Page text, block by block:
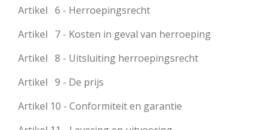
Artikel 6 - Herroepingsrecht
Artikel 7 - Kosten in geval van herroeping
Artikel 8 - Uitsluiting herroepingsrecht
Artikel 9 - De prijs
Artikel 10 - Conformiteit en garantie